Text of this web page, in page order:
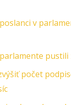
v
pustili
počet